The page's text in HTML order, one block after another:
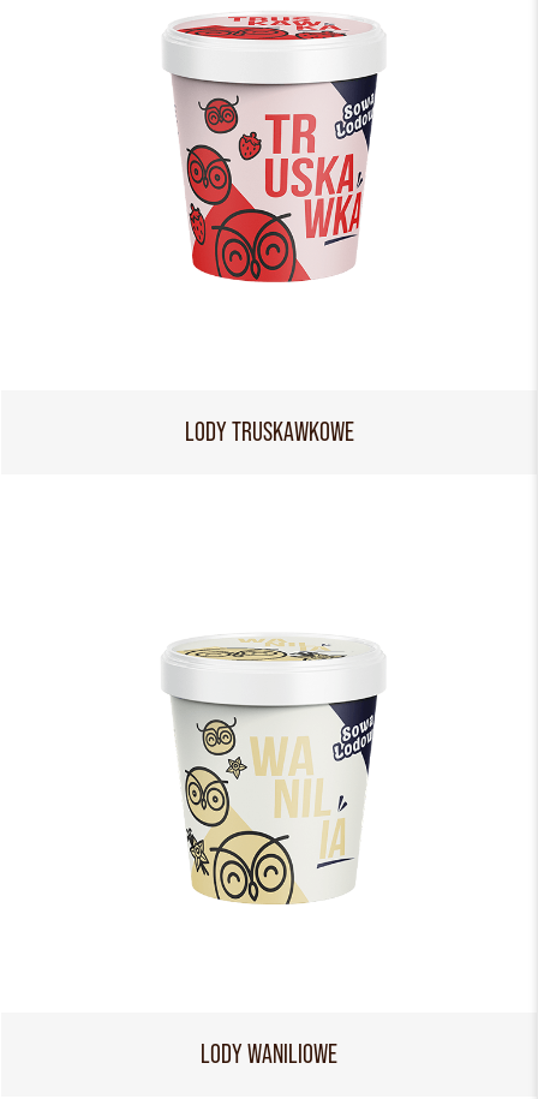
LODY TRUSKAWKOWE
LODY WANILIOWE